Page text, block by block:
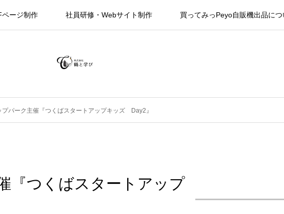
ページ制作 社員研修・Webサイト制作 買ってみっPeyo自販機出品につ
プパーク主催『つくばスタートアップキッズ Day2』
『つくばスタートアップ